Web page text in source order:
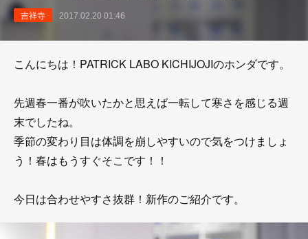
吉祥寺 2017.02.20 01:46
こんにちは！PATRICK LABO KICHIJOJIのホンダです。
先週春一番が吹いたかと思えば一転して寒さを感じる週
末でしたね。
季節の変わり目は体調を崩しやすいので気をつけましょ
う！春はもうすぐそこです！！
今日は合わせやすさ抜群！新作のご紹介です。